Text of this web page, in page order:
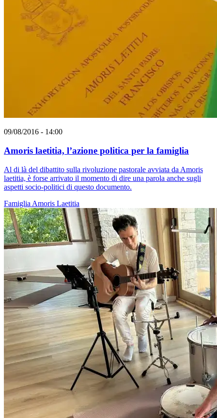
09/08/2016 - 14:00
Amoris laetitia, l’azione politica per la famiglia
Al di là del dibattito sulla rivoluzione pastorale avviata da Amoris
laetitia, è forse arrivato il momento di dire una parola anche sugli
aspetti socio-politici di questo documento.
Famiglia Amoris Laetitia